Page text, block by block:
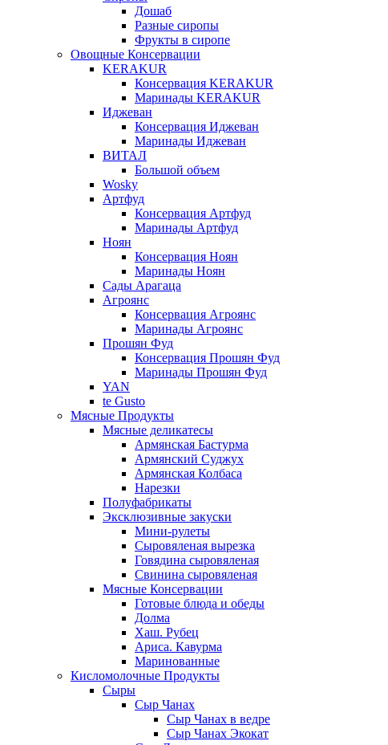
Дошаб
Разные сиропы
Фрукты в сиропе
Овощные Консервации
KERAKUR
Консервация KERAKUR
Маринады KERAKUR
Иджеван
Консервация Иджеван
Маринады Иджеван
ВИТАЛ
Большой объем
Wosky
Артфуд
Консервация Артфуд
Маринады Артфуд
Ноян
Консервация Ноян
Маринады Ноян
Сады Арагаца
Агроянс
Консервация Агроянс
Маринады Агроянс
Прошян Фуд
Консервация Прошян Фуд
Маринады Прошян Фуд
YAN
te Gusto
Мясные Продукты
Мясные деликатесы
Армянская Бастурма
Армянский Суджух
Армянская Колбаса
Нарезки
Полуфабрикаты
Эксклюзивные закуски
Мини-рулеты
Сыровяленая вырезка
Говядина сыровяленая
Свинина сыровяленая
Мясные Консервации
Готовые блюда и обеды
Долма
Хаш. Рубец
Ариса. Кавурма
Маринованные
Кисломолочные Продукты
Сыры
Сыр Чанах
Сыр Чанах в ведре
Сыр Чанах Экокат